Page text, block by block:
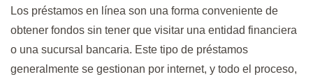
Los préstamos en línea son una forma conveniente de
obtener fondos sin tener que visitar una entidad financiera
o una sucursal bancaria. Este tipo de préstamos
generalmente se gestionan por internet, y todo el proceso,